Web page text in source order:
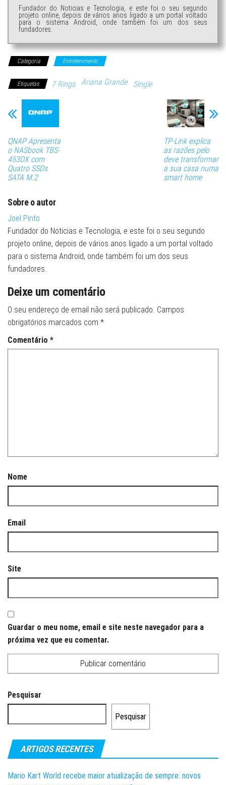
Fundador do Noticias e Tecnologia, e este foi o seu segundo
projeto online, depois de vários anos ligado a um portal voltado
para o sistema Android, onde também foi um dos seus
fundadores.
Categoria Entretenimento
Etiquetas 7 Rings Ariana Grande Single
QNAP Apresenta
o NASbook TBS-
453DX com
Quatro SSDs
SATA M.2
TP-Link explica
as razões pelo
deve transformar
a sua casa numa
smart home
Sobre o autor
Joel Pinto
Fundador do Noticias e Tecnologia, e este foi o seu segundo
projeto online, depois de vários anos ligado a um portal voltado
para o sistema Android, onde também foi um dos seus
fundadores.
Deixe um comentário
O seu endereço de email não será publicado. Campos
obrigatórios marcados com *
Comentário *
Nome
Email
Site
Guardar o meu nome, email e site neste navegador para a
próxima vez que eu comentar.
Pesquisar
Pesquisar
ARTIGOS RECENTES
Mario Kart World recebe maior atualização de sempre: novos